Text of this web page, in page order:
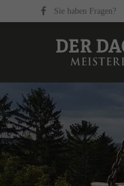
Sie haben Fragen?